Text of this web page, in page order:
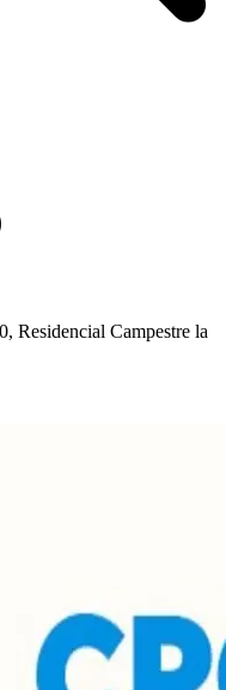
Residencial Campestre la